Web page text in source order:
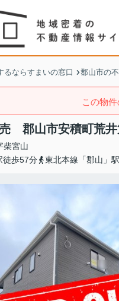
るならすまいの窓口 郡山市の
この物件
郡山市安積町荒
柴宮山
徒歩57分
東北本線「郡山」